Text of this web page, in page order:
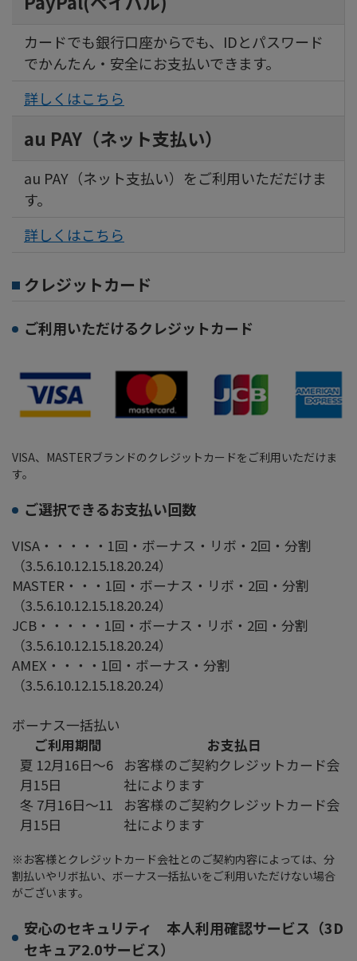
カードでも銀行口座からでも、IDとパスワード
でかんたん・安全にお支払いできます。
詳しくはこちら
au PAY（ネット支払い）
au PAY（ネット支払い）をご利用いただだけま
す。
詳しくはこちら
クレジットカード
ご利用いただけるクレジットカード
VISA、MASTERブランドのクレジットカードをご利用いただけま
す。
ご選択できるお支払い回数
VISA・・・・・1回・ボーナス・リボ・2回・分割
（3.5.6.10.12.15.18.20.24）
MASTER・・・1回・ボーナス・リボ・2回・分割
（3.5.6.10.12.15.18.20.24）
JCB・・・・・1回・ボーナス・リボ・2回・分割
（3.5.6.10.12.15.18.20.24）
AMEX・・・・1回・ボーナス・分割
（3.5.6.10.12.15.18.20.24）
ボーナス一括払い
ご利用期間
お支払日
夏 12月16日～6
月15日
お客様のご契約クレジットカード会
社によります
冬 7月16日～11
月15日
お客様のご契約クレジットカード会
社によります
※お客様とクレジットカード会社とのご契約内容によっては、分
割払いやリボ払い、ボーナス一括払いをご利用いただけない場合
がございます。
安心のセキュリティ 本人利用確認サービス（3D
セキュア2.0サービス）